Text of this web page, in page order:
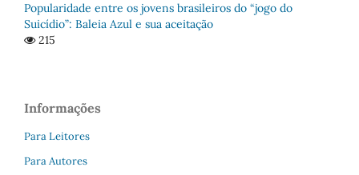
Popularidade entre os jovens brasileiros do “jogo do
Suicídio”: Baleia Azul e sua aceitação
215
Informações
Para Leitores
Para Autores